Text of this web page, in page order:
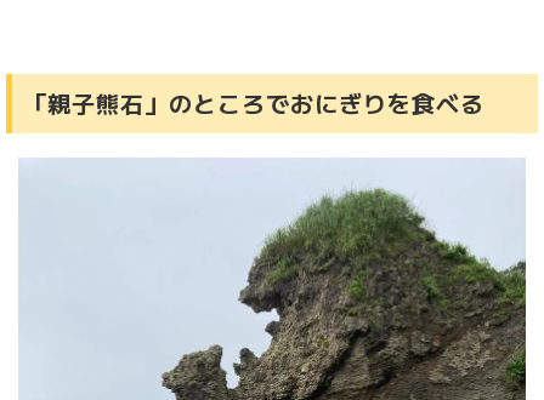
「親子熊石」のところでおにぎりを食べる